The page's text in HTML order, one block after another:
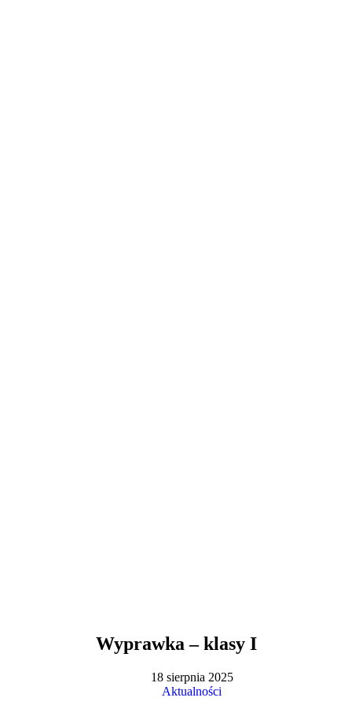
Wyprawka – klasy I
18 sierpnia 2025
Aktualności